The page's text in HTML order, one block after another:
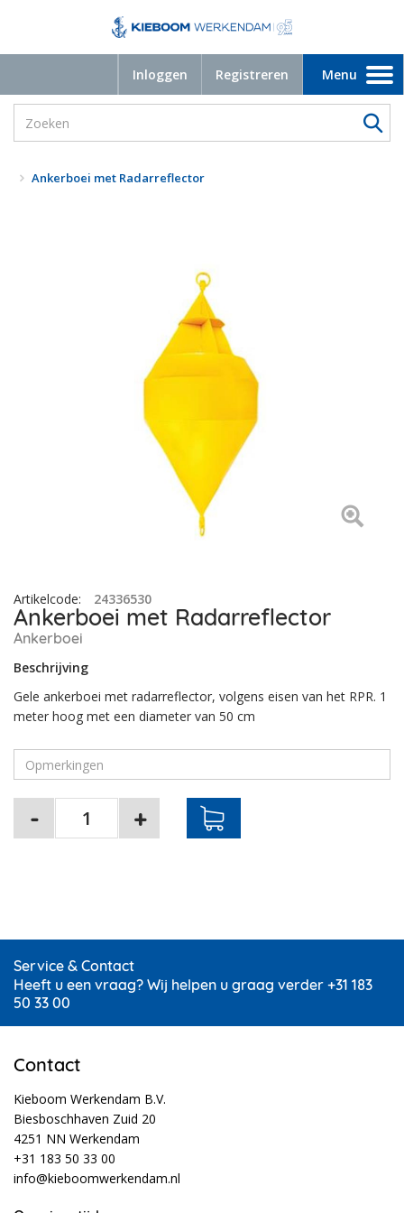
Inloggen Registreren
Toggle
navigation
Menu
Ankerboei met Radarreflector
Artikelcode: 24336530
Ankerboei met Radarreflector
Ankerboei
Beschrijving
Gele ankerboei met radarreflector, volgens eisen van het RPR. 1
meter hoog met een diameter van 50 cm
Service & Contact
Heeft u een vraag? Wij helpen u graag verder +31 183
50 33 00
Contact
Kieboom Werkendam B.V.
Biesboschhaven Zuid 20
4251 NN Werkendam
+31 183 50 33 00
info@kieboomwerkendam.nl